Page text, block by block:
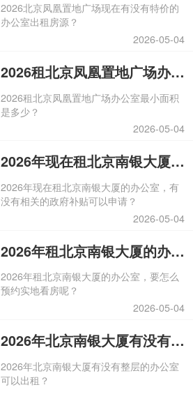
2026北京凤凰置地广场现在有没有特价的
办公室出租房源？
2026-05-04
2026租北京凤凰置地广场办公室最小面积是多少？
2026租北京凤凰置地广场办公室最小面积
是多少？
2026-05-04
2026年现在租北京南银大厦的办公室，有没有相关的政府补贴可以申请？
2026年现在租北京南银大厦的办公室，有
没有相关的政府补贴可以申请？
2026-05-04
2026年租北京南银大厦的办公室，要怎么预约实地看房呢？
2026年租北京南银大厦的办公室，要怎么
预约实地看房呢？
2026-05-04
2026年北京南银大厦有没有整层的办公室可以出租？
2026年北京南银大厦有没有整层的办公室
可以出租？